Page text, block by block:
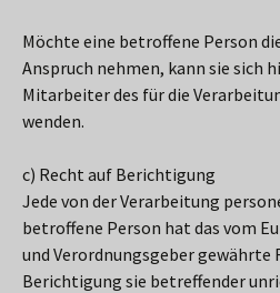
Möchte eine betroffene Person
Anspruch nehmen, kann sie sich
Mitarbeiter des für die
wenden.
c) Recht auf Berichtigung
Jede von der Verarbeitung
betroffene Person hat das vom
und Verordnungsgeber gewährte
Berichtigung sie betreffender